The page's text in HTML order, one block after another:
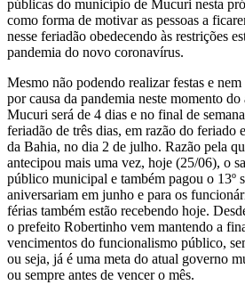
públicas do município de Mucuri nesta
como forma de motivar as pessoas a
nesse feriadão obedecendo às restrições
pandemia do novo coronavírus.
Mesmo não podendo realizar festas e
por causa da pandemia neste momento
Mucuri será de 4 dias e no final de
feriadão de três dias, em razão do feriado
da Bahia, no dia 2 de julho. Razão pela
antecipou mais uma vez, hoje (25/06), o
público municipal e também pagou o 13º
aniversariam em junho e para os
férias também estão recebendo hoje.
o prefeito Robertinho vem mantendo a
vencimentos do funcionalismo público,
ou seja, já é uma meta do atual governo
ou sempre antes de vencer o mês.